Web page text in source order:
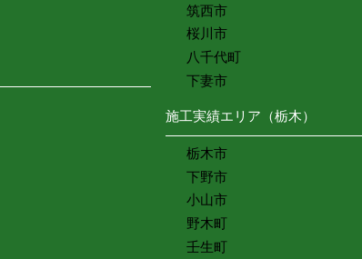
筑西市
桜川市
八千代町
下妻市
施工実績エリア（栃木）
栃木市
下野市
小山市
野木町
壬生町